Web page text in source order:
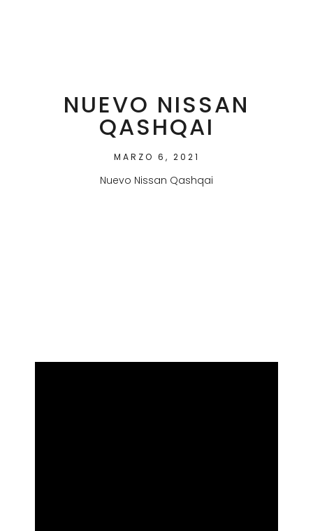
NUEVO NISSAN
QASHQAI
MARZO 6, 2021
Nuevo Nissan Qashqai